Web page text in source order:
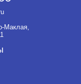
Маклая,